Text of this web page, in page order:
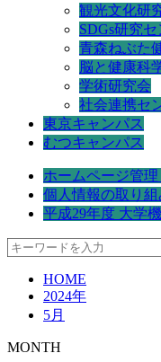
観光文化研
SDGs研究
青森ねぶた
脳と健康科
学術研究会
社会連携セ
東京キャンパス
むつキャンパス
ホームページ管理
個人情報の取り
平成29年度 大学
HOME
2024年
5月
MONTH